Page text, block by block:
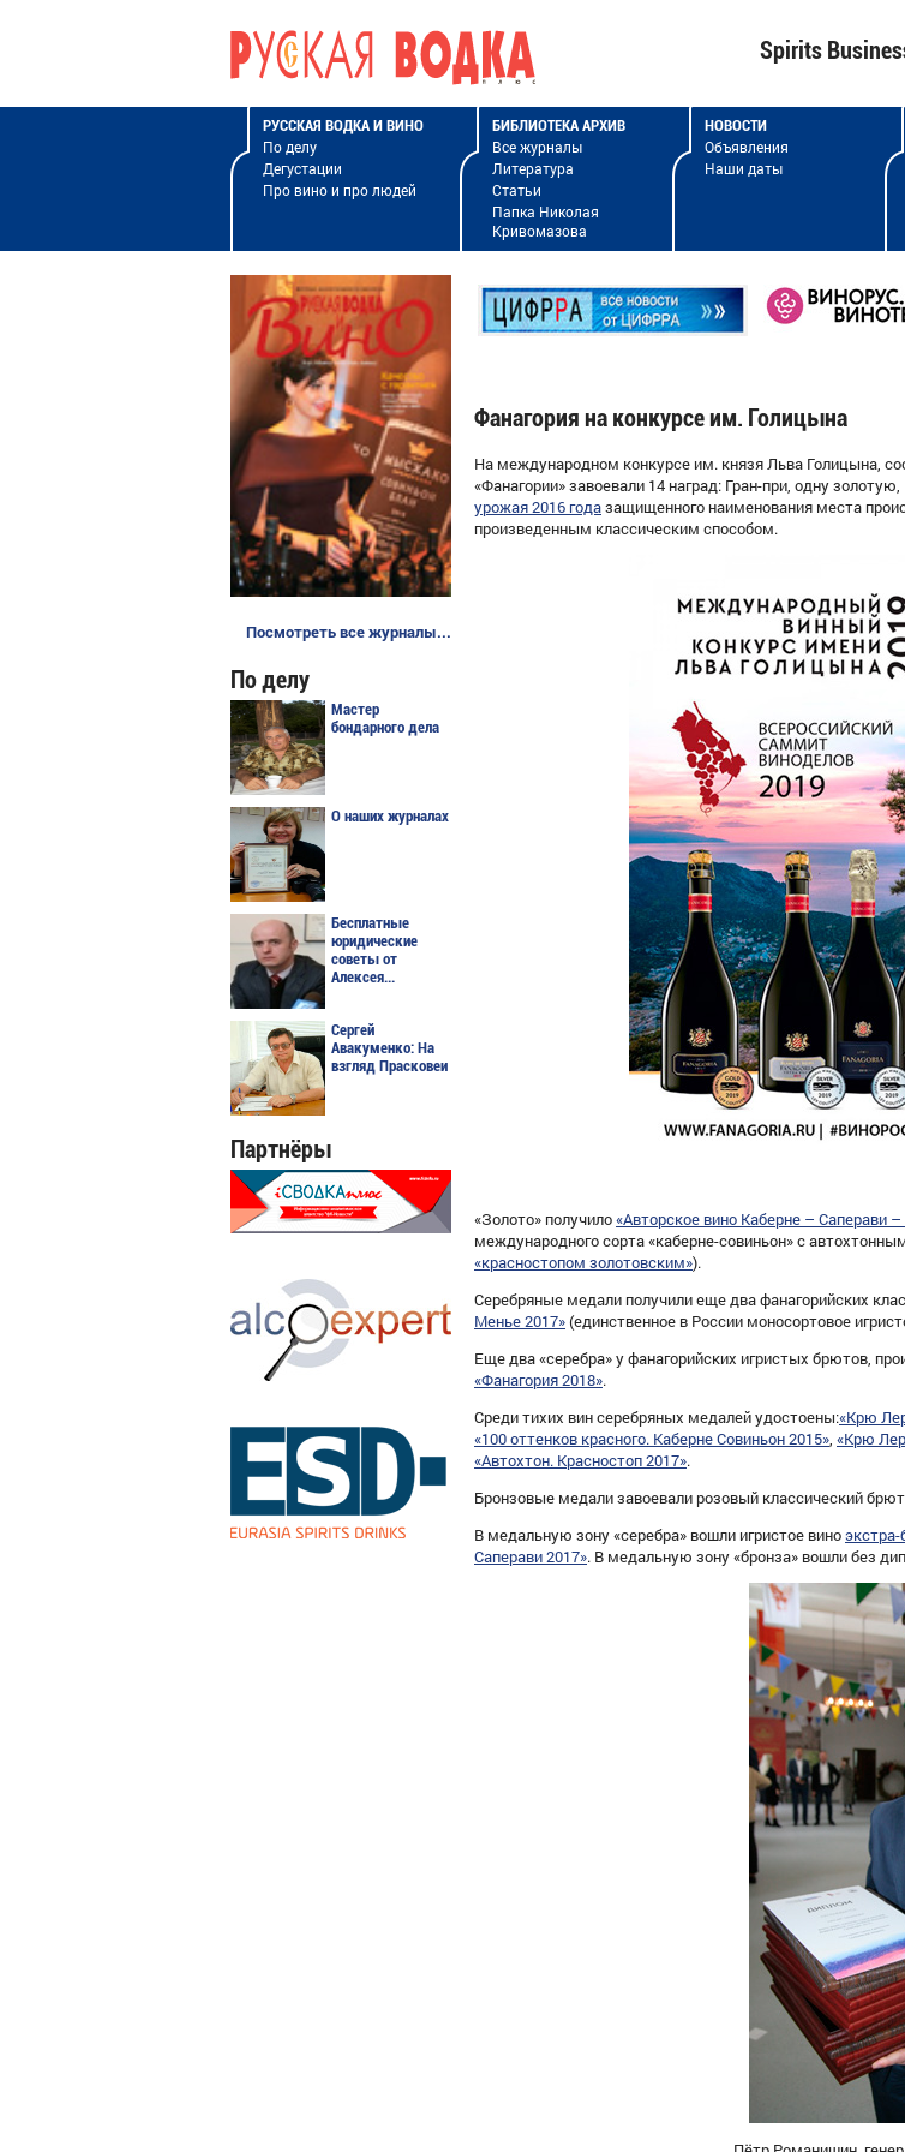
Spirits
РУССКАЯ ВОДКА И ВИНО
По делу
Дегустации
Про вино и про людей
БИБЛИОТЕКА АРХИВ
Все журналы
Литература
Статьи
Папка Николая
Кривомазова
НОВОСТИ
Объявления
Наши даты
Посмотреть все журналы...
По делу
Мастер
бондарного дела
О наших журналах
Бесплатные
юридические
советы от
Алексея...
Сергей
Авакуменко: На
взгляд Прасковеи
Партнёры
Фанагория на конкурсе им. Голицына
На международном конкурсе им. князя Льва Голицына,
«Фанагории» завоевали 14 наград: Гран-при, однузолотую,
урожая 2016 годазащищенного наименования места
произведенным классическим способом.
«Золото» получило«Авторское вино Каберне – Саперави
международного сорта «каберне-совиньон» с
«красностопом золотовским»).
Серебряные медали получили еще два фанагорийских
Менье 2017»(единственное в России моносортовое
Еще два «серебра» у фанагорийских игристых брютов,
«Фанагория 2018».
Среди тихих вин серебряных медалей удостоены:«Крю
«100 оттенков красного. Каберне Совиньон 2015» «Крю
«Автохтон. Красностоп 2017».
Бронзовые медали завоевали розовый классический
В медальную зону «серебра» вошли игристое вино
Саперави 2017». В медальную зону «бронза» вошли без